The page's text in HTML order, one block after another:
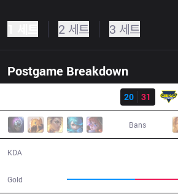
2 세트 3 세트
Postgame Breakdown
20
31
Bans
KDA
Gold